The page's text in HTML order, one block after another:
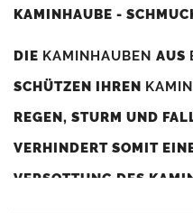
KAMINHAUBE -
DIE KAMINHAUBEN AUS
SCHÜTZEN IHREN
REGEN, STURM UND
VERHINDERT SOMIT
VERSOTTUNG DES